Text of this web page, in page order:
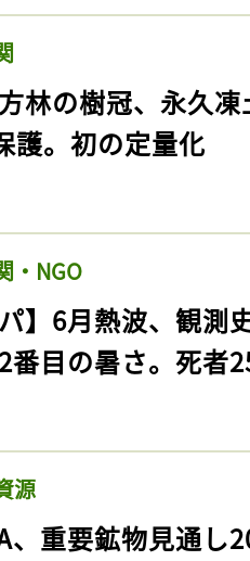
方林の樹冠、永久
護。初の定量化
・NGO
パ】6月熱波、観
番目の暑さ。死者
源
、重要鉱物見通